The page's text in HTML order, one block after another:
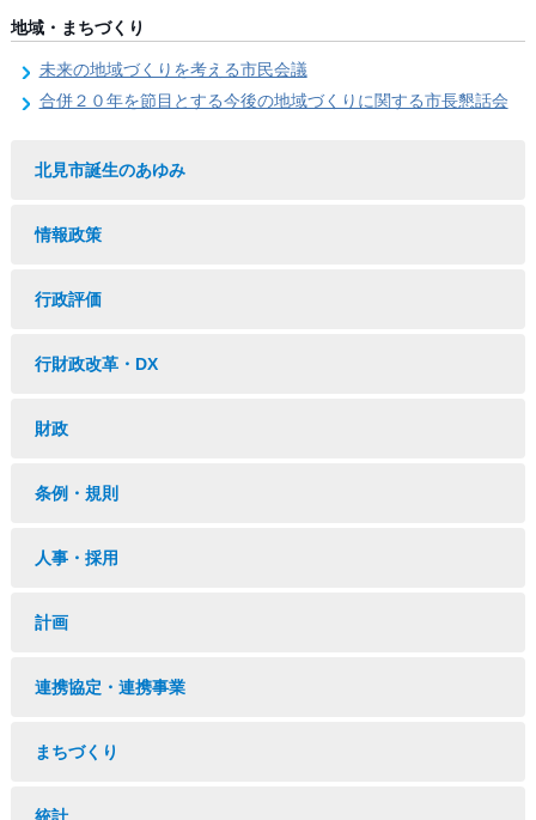
地域・まちづくり
未来の地域づくりを考える市民会議
合併２０年を節目とする今後の地域づくりに関する市長懇話会
北見市誕生のあゆみ
情報政策
行政評価
行財政改革・DX
財政
条例・規則
人事・採用
計画
連携協定・連携事業
まちづくり